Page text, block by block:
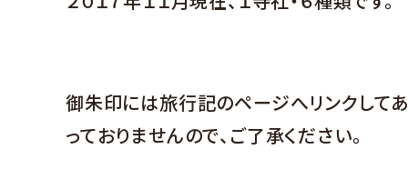
御朱印には旅行記のページへリンクして
っておりませんので、ご了承ください。